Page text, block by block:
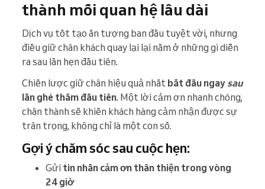
thành mối quan hệ lâu dài
Dịch vụ tốt tạo ấn tượng ban đầu tuyệt vời, nhưng
điều giữ chân khách quay lại lại nằm ở những gì diễn
ra sau lần hẹn đầu tiên.
Chiến lược giữ chân hiệu quả nhất bắt đầu ngay sau
lần ghé thăm đầu tiên. Một lời cảm ơn nhanh chóng,
chân thành sẽ khiến khách hàng cảm nhận được sự
trân trọng, không chỉ là một con số.
Gợi ý chăm sóc sau cuộc hẹn:
Gửi tin nhắn cảm ơn thân thiện trong vòng
24 giờ